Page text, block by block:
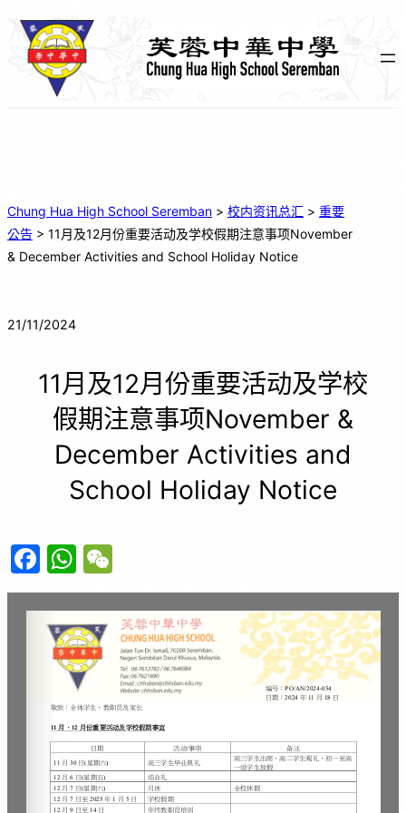
Chung Hua High School Seremban > 校内资讯总汇 > 重要
公告 > 11月及12月份重要活动及学校假期注意事项November
& December Activities and School Holiday Notice
21/11/2024
11月及12月份重要活动及学校
假期注意事项November &
December Activities and
School Holiday Notice
F
a
c
e
b
o
o
k
W
h
at
s
A
p
p
e
C
h
at